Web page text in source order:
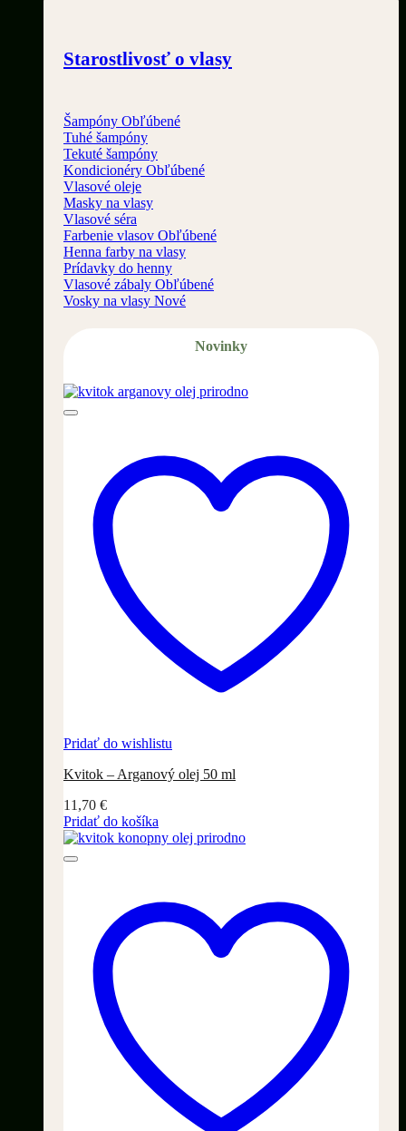
Starostlivosť o vlasy
Šampóny
Tuhé šampóny
Tekuté šampóny
Kondicionéry
Vlasové oleje
Masky na vlasy
Vlasové séra
Farbenie vlasov
Henna farby na vlasy
Prídavky do henny
Vlasové zábaly
Vosky na vlasy
Novinky
Pridať do wishlistu
Kvitok – Arganový olej 50 ml
11,70 €
Pridať do košíka